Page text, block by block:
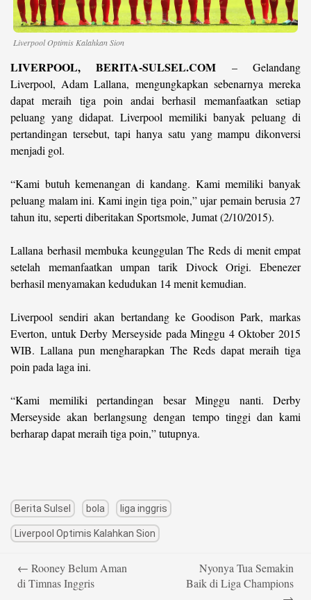
©
Copyright
2026
berita-
sulsel.com
All
Right
Reserved
Liverpool Optimis Kalahkan Sion
LIVERPOOL, BERITA-SULSEL.COM – Gelandang
Liverpool, Adam Lallana, mengungkapkan sebenarnya mereka
dapat meraih tiga poin andai berhasil memanfaatkan setiap
peluang yang didapat. Liverpool memiliki banyak peluang di
pertandingan tersebut, tapi hanya satu yang mampu dikonversi
menjadi gol.
“Kami butuh kemenangan di kandang. Kami memiliki banyak
peluang malam ini. Kami ingin tiga poin,” ujar pemain berusia 27
tahun itu, seperti diberitakan Sportsmole, Jumat (2/10/2015).
Lallana berhasil membuka keunggulan The Reds di menit empat
setelah memanfaatkan umpan tarik Divock Origi. Ebenezer
berhasil menyamakan kedudukan 14 menit kemudian.
Liverpool sendiri akan bertandang ke Goodison Park, markas
Everton, untuk Derby Merseyside pada Minggu 4 Oktober 2015
WIB. Lallana pun mengharapkan The Reds dapat meraih tiga
poin pada laga ini.
“Kami memiliki pertandingan besar Minggu nanti. Derby
Merseyside akan berlangsung dengan tempo tinggi dan kami
berharap dapat meraih tiga poin,” tutupnya.
Berita Sulsel bola liga inggris
Liverpool Optimis Kalahkan Sion
navigation
← Rooney Belum Aman
di Timnas Inggris
Nyonya Tua Semakin
Baik di Liga Champions